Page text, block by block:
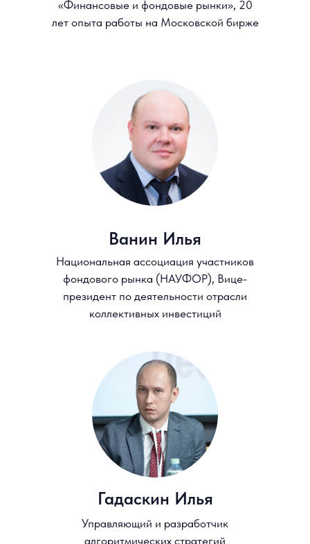
обработки персональных данных
opendpo@hse.ru
Дмитрий Дрокин
+7 (917) 522-94-72
Остались вопросы?
Cвяжитесь с нами!
Заместитель руководителя отдела
+7 (495) 628-40-59
Олеся Кубынина
Менеджер отдела маркетинга и
бизнеса НИУ ВШЭ